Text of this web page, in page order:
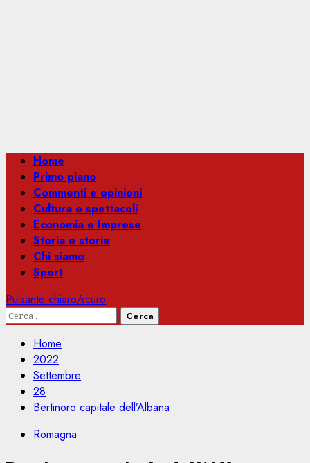
Menu
principale
Home
Primo piano
Commenti e opinioni
Cultura e spettacoli
Economia e Imprese
Storia e storie
Chi siamo
Sport
Pulsante chiaro/scuro
Ricerca
Home
2022
Settembre
28
Bertinoro capitale dell’Albana
Romagna